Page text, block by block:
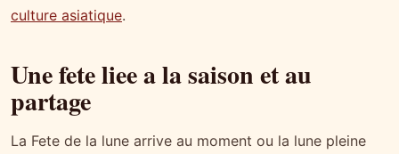
culture asiatique.
Une fete liee a la saison et au
partage
La Fete de la lune arrive au moment ou la lune pleine